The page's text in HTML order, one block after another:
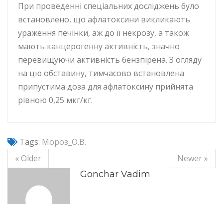
При проведенні спеціальних досліджень було
встановлено, що афлатоксини викликають
ураження печінки, аж до її некрозу, а також
мають канцерогенну активність, значно
перевищуючи активність бензпірена. З огляду
на цю обставину, тимчасово встановлена
припустима доза для афлатоксину прийнята
рівною 0,25 мкг/кг.
Tags: Мороз_О.В.
« Older
Newer »
Gonchar Vadim